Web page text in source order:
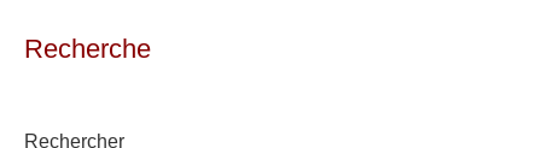
Recherche
Rechercher